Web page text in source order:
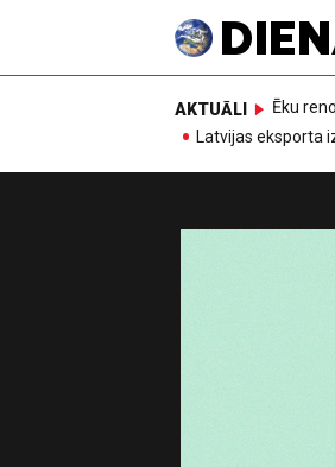
AKTUĀLI Ēku
Latvijas eksporta